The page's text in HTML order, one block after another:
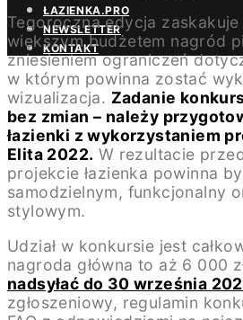
ŁAZIENKA.PRO
NEWSLETTER
KONTAKT
Tegoroczna edycja
większym budżetem nagród
zniesieniem ograniczeń
w którym powinna zostać
wizualizacja. Zadanie
bez zmian – należy
łazienki z wykorzystaniem
Elita 2022. W rezultacie
projekcie łazienka powinna
samodzielnym, funkcjonalny
stylowym.
Udział w konkursie jest
nagroda główna to aż 6 000
nadsyłać do 30 września
zgłoszeniowy, regulamin